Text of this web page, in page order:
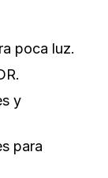
poca luz.
y
para